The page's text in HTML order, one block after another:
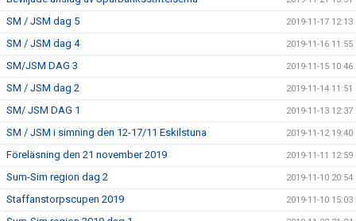
SM / JSM dag 5 2019-11-17 12:13
SM / JSM dag 4 2019-11-16 11:55
SM/JSM DAG 3 2019-11-15 10:46
SM / JSM dag 2 2019-11-14 11:51
SM/ JSM DAG 1 2019-11-13 12:37
SM / JSM i simning den 12-17/11 Eskilstuna 2019-11-12 19:40
Föreläsning den 21 november 2019 2019-11-11 12:59
Sum-Sim region dag 2 2019-11-10 20:54
Staffanstorpscupen 2019 2019-11-10 15:03